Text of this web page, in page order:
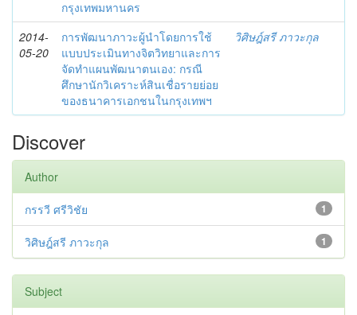
กรุงเทพมหานคร
2014-
05-20
การพัฒนาภาวะผู้นำโดยการใช้
แบบประเมินทางจิตวิทยาและการ
จัดทำแผนพัฒนาตนเอง: กรณี
ศึกษานักวิเคราะห์สินเชื่อรายย่อย
ของธนาคารเอกชนในกรุงเทพฯ
วิศิษฎ์สรี ภาวะกุล
Discover
Author
1
กรรวี ศรีวิชัย
1
วิศิษฎ์สรี ภาวะกุล
Subject